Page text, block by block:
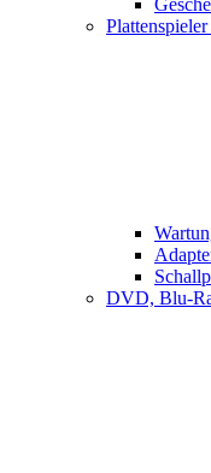
DVD, Blu-